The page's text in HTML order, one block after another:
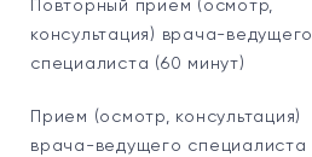
Повторный прием (осмотр,
консультация) врача-ведущего
специалиста (60 минут)
Прием (осмотр, консультация)
врача-ведущего специалиста